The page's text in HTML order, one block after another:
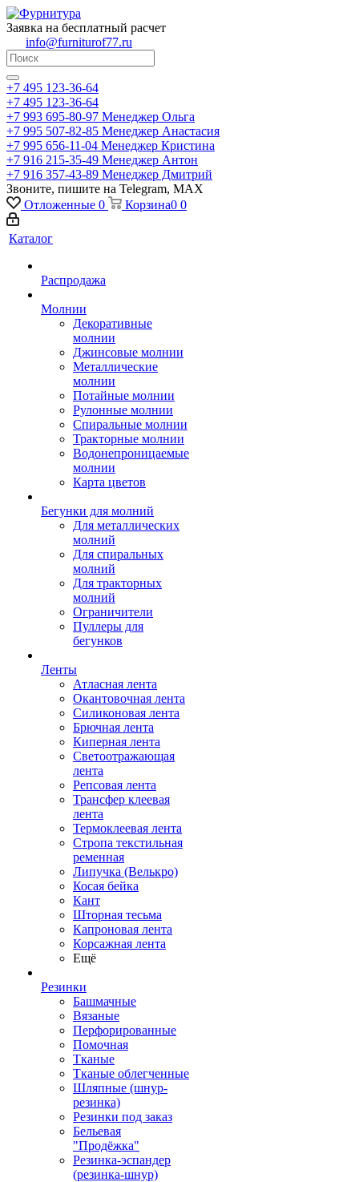
Заявка на бесплатный расчет
info@furniturof77.ru
+7 495 123-36-64
+7 495 123-36-64
+7 993 695-80-97 Менеджер Ольга
+7 995 507-82-85 Менеджер Анастасия
+7 995 656-11-04 Менеджер Кристина
+7 916 215-35-49 Менеджер Антон
+7 916 357-43-89 Менеджер Дмитрий
Звоните, пишите на Telegram, MAX
Отложенные 0 Корзина0 0
Каталог
Распродажа
Молнии
Декоративные
молнии
Джинсовые молнии
Металлические
молнии
Потайные молнии
Рулонные молнии
Спиральные молнии
Тракторные молнии
Водонепроницаемые
молнии
Карта цветов
Бегунки для молний
Для металлических
молний
Для спиральных
молний
Для тракторных
молний
Ограничители
Пуллеры для
бегунков
Ленты
Атласная лента
Окантовочная лента
Силиконовая лента
Брючная лента
Киперная лента
Светоотражающая
лента
Репсовая лента
Трансфер клеевая
лента
Термоклеевая лента
Стропа текстильная
ременная
Липучка (Велькро)
Косая бейка
Кант
Шторная тесьма
Капроновая лента
Корсажная лента
Ещё
Резинки
Башмачные
Вязаные
Перфорированные
Помочная
Тканые
Тканые облегченные
Шляпные (шнур-
резинка)
Резинки под заказ
Бельевая
"Продёжка"
Резинка-эспандер
(резинка-шнур)